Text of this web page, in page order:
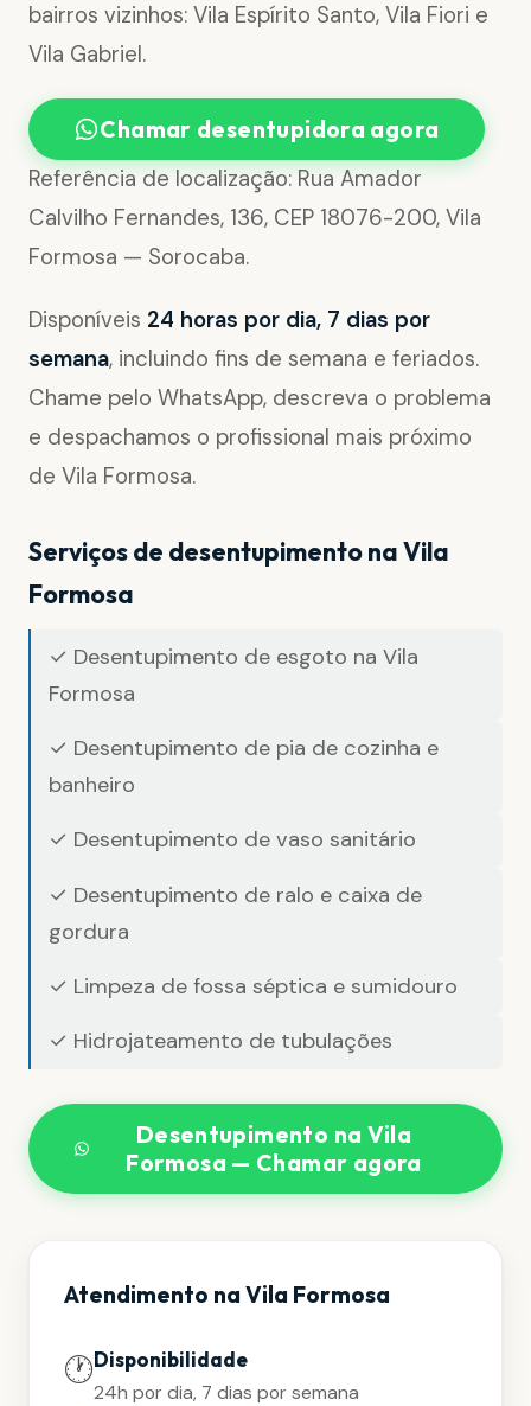
bairros vizinhos: Vila Espírito Santo, Vila Fiori e
Vila Gabriel.
Chamar desentupidora agora
Referência de localização: Rua Amador
Calvilho Fernandes, 136, CEP 18076-200, Vila
Formosa — Sorocaba.
Disponíveis 24 horas por dia, 7 dias por
semana, incluindo fins de semana e feriados.
Chame pelo WhatsApp, descreva o problema
e despachamos o profissional mais próximo
de Vila Formosa.
Serviços de desentupimento na Vila
Formosa
✓ Desentupimento de esgoto na Vila
Formosa
✓ Desentupimento de pia de cozinha e
banheiro
✓ Desentupimento de vaso sanitário
✓ Desentupimento de ralo e caixa de
gordura
✓ Limpeza de fossa séptica e sumidouro
✓ Hidrojateamento de tubulações
Desentupimento na Vila
Formosa — Chamar agora
Atendimento na Vila Formosa
🕐Disponibilidade
24h por dia, 7 dias por semana